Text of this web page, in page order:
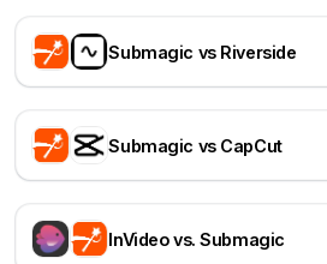
Submagic vs Riverside
Submagic vs CapCut
InVideo vs. Submagic